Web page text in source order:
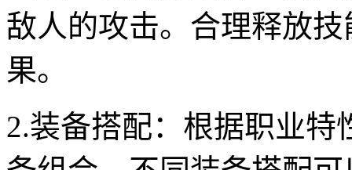
敌人的攻击。合理释放
果。
2.装备搭配：根据职业